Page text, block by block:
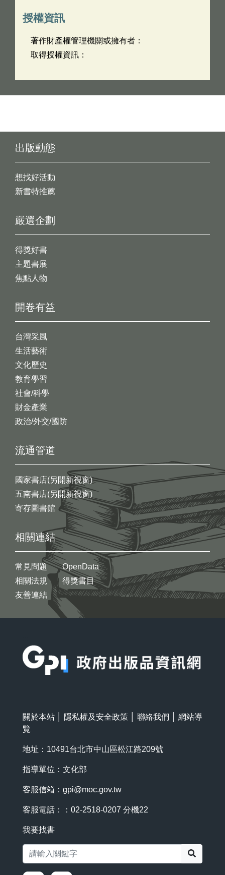
授權資訊
著作財產權管理機關或擁有者：
取得授權資訊：
出版動態
想找好活動
新書特推薦
開卷有益
台灣采風
生活藝術
文化歷史
教育學習
社會/科學
財金產業
政治/外交/國防
嚴選企劃
得獎好書
主題書展
焦點人物
流通管道
國家書店(另開新視窗)
五南書店(另開新視窗)
寄存圖書館
相關連結
常見問題
相關法規
友善連結
OpenData
得獎書目
關於本站 隱私權及安全政策 聯絡我們
網站導
覽
地址：10491台北市中山區松江路209號
指導單位：文化部
客服信箱： gpi@moc.gov.tw
客服電話：：02-2518-0207 分機22
我要找書